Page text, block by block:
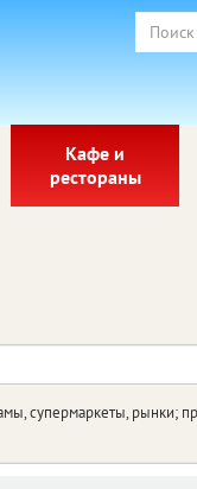
Кафе и
рестораны
супермаркеты, рынки;